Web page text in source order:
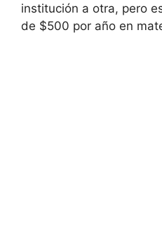
institución a otra, pero
de $500 por año en